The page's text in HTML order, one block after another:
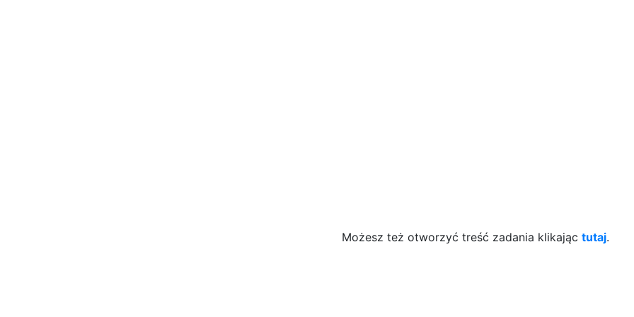
Możesz też otworzyć treść zadania klikając tutaj.